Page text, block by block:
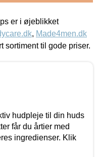
er i øjeblikket
, Made4men.dk
sortiment til gode priser.
hudpleje til din huds
får du årtier med
ingredienser. Klik